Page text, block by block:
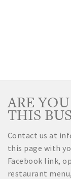
ARE
THIS
Contact us at
this page with
Facebook link,
restaurant